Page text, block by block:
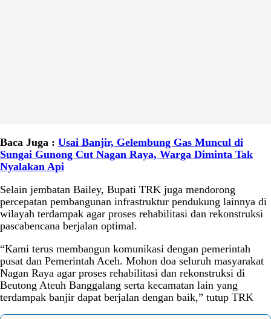
Baca Juga : Usai Banjir, Gelembung Gas Muncul di
Sungai Gunong Cut Nagan Raya, Warga Diminta Tak
Nyalakan Api
Selain jembatan Bailey, Bupati TRK juga mendorong
percepatan pembangunan infrastruktur pendukung lainnya di
wilayah terdampak agar proses rehabilitasi dan rekonstruksi
pascabencana berjalan optimal.
“Kami terus membangun komunikasi dengan pemerintah
pusat dan Pemerintah Aceh. Mohon doa seluruh masyarakat
Nagan Raya agar proses rehabilitasi dan rekonstruksi di
Beutong Ateuh Banggalang serta kecamatan lain yang
terdampak banjir dapat berjalan dengan baik,” tutup TRK